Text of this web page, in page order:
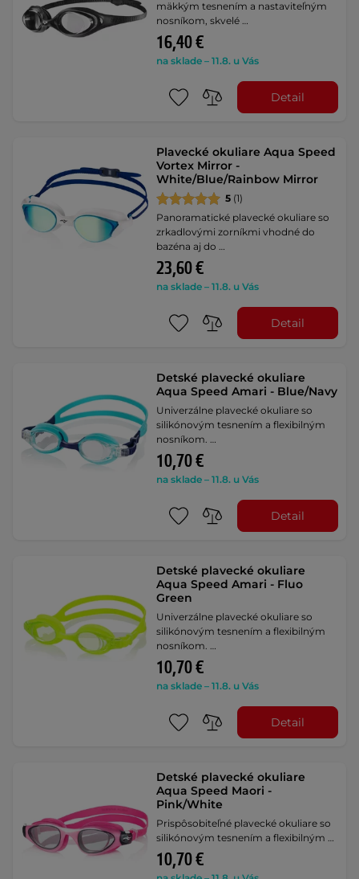
mäkkým tesnením a nastaviteľným
nosníkom, skvelé …
16,40 €
na sklade – 11.8. u Vás
Detail
Plavecké okuliare Aqua Speed
Vortex Mirror -
White/Blue/Rainbow Mirror
5 (1)
Panoramatické plavecké okuliare so
zrkadlovými zorníkmi vhodné do
bazéna aj do …
23,60 €
na sklade – 11.8. u Vás
Detail
Detské plavecké okuliare
Aqua Speed Amari - Blue/Navy
Univerzálne plavecké okuliare so
silikónovým tesnením a flexibilným
nosníkom. …
10,70 €
na sklade – 11.8. u Vás
Detail
Detské plavecké okuliare
Aqua Speed Amari - Fluo
Green
Univerzálne plavecké okuliare so
silikónovým tesnením a flexibilným
nosníkom. …
10,70 €
na sklade – 11.8. u Vás
Detail
Detské plavecké okuliare
Aqua Speed Maori -
Pink/White
Prispôsobiteľné plavecké okuliare so
silikónovým tesnením a flexibilným …
10,70 €